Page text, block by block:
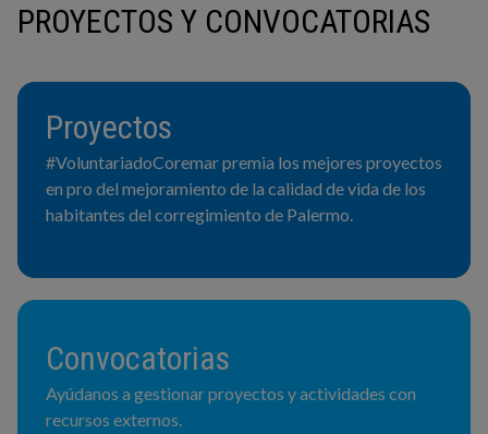
PROYECTOS Y CONVOCATORIAS
Proyectos
#VoluntariadoCoremar premia los mejores proyectos
en pro del mejoramiento de la calidad de vida de los
habitantes del corregimiento de Palermo.
Convocatorias
Ayúdanos a gestionar proyectos y actividades con
recursos externos.